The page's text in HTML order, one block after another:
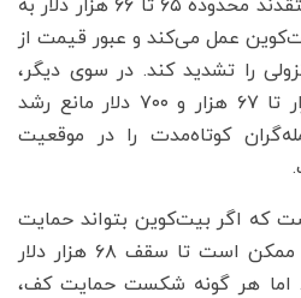
کارشناسان بازار رمزارزها معتقدند محدوده ۶۵ تا ۶۶ هزار دلار به
عمل می‌کند و عبور قیمت از
را تشدید کند. در سوی دیگر،
مقاومت در محدوده ۶۷ هزار تا ۶۷ هزار و ۷۰۰ دلار مانع رشد
کوتاه‌مدت را در موقعیت
که اگر بیت‌کوین بتواند حمایت
۶۵ هزار دلاری را حفظ کند، ممکن است تا سقف ۶۸ هزار دلار
اما هر گونه شکست حمایت کف،